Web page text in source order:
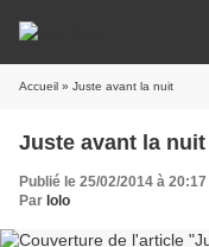
Accueil » Juste avant la nuit
Juste avant la nuit
Publié le 25/02/2014 à 20:17
Par lolo